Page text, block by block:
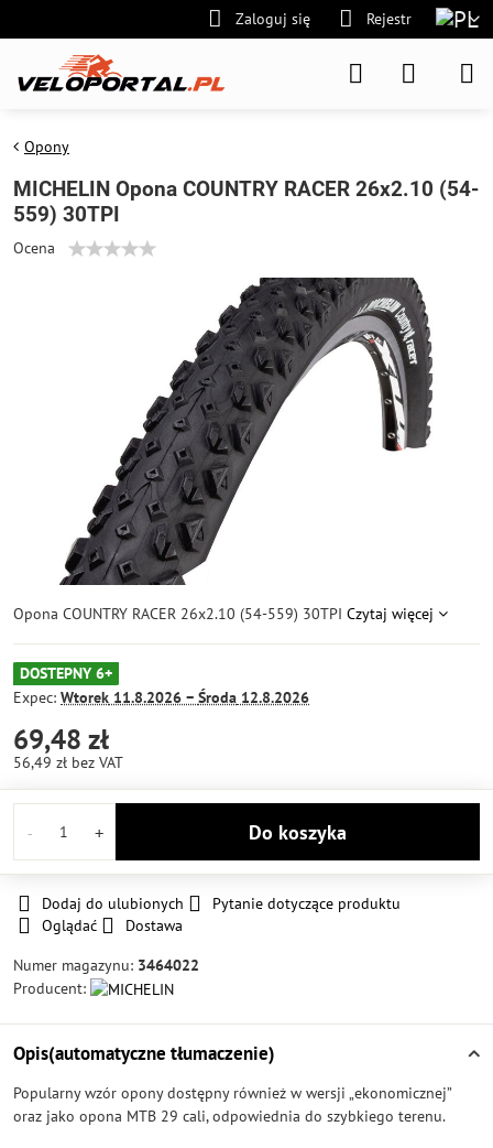
Zaloguj się Rejestr
Opony
MICHELIN Opona COUNTRY RACER 26x2.10 (54-
559) 30TPI
Ocena
Opona COUNTRY RACER 26x2.10 (54-559) 30TPI Czytaj więcej
DOSTEPNY 6+
Expec: Wtorek 11.8.2026 − Środa 12.8.2026
69,48 zł
56,49 zł bez VAT
Do koszyka
Dodaj do ulubionych
Pytanie dotyczące produktu
Oglądać
Dostawa
Numer magazynu: 3464022
Producent:
Opis(automatyczne tłumaczenie)
Popularny wzór opony dostępny również w wersji „ekonomicznej”
oraz jako opona MTB 29 cali, odpowiednia do szybkiego terenu.